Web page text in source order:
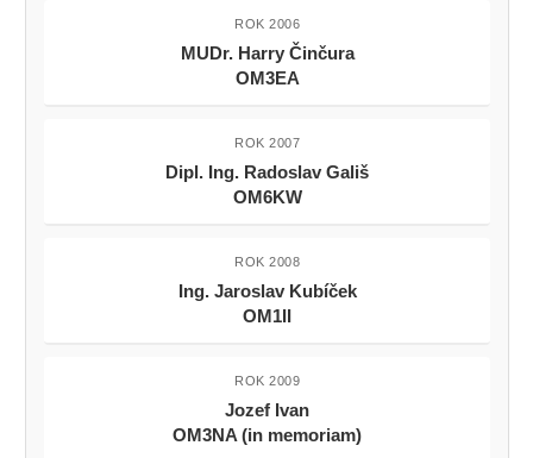
ROK 2006
MUDr. Harry Činčura
OM3EA
ROK 2007
Dipl. Ing. Radoslav Gališ
OM6KW
ROK 2008
Ing. Jaroslav Kubíček
OM1II
ROK 2009
Jozef Ivan
OM3NA (in memoriam)